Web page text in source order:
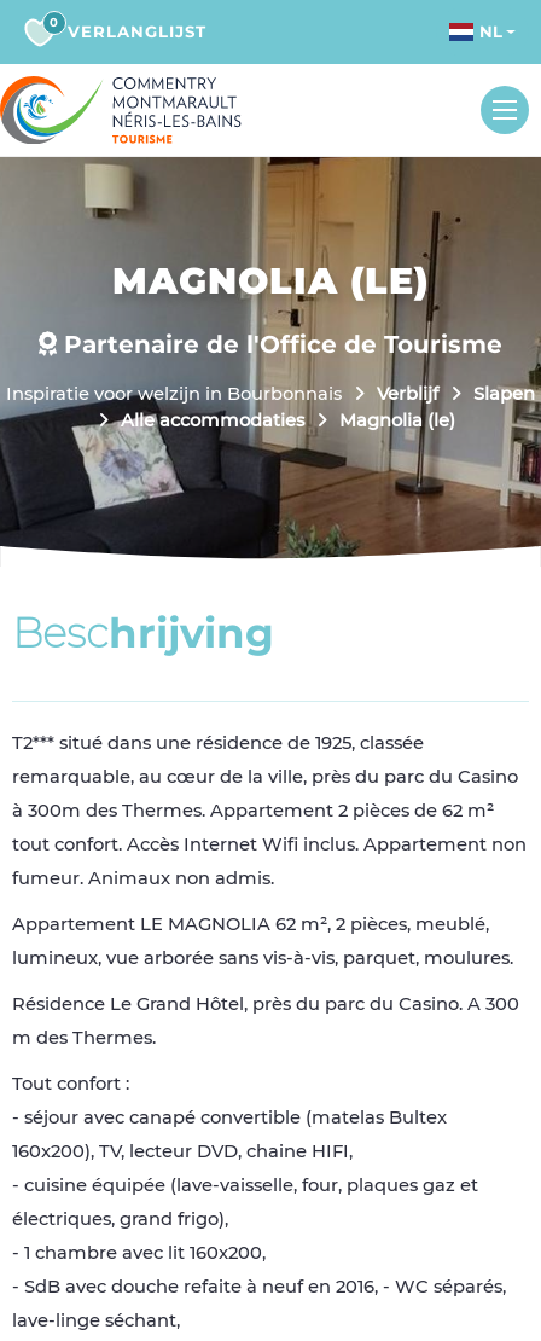
0 VERLANGLIJST NL
MAGNOLIA (LE)
Partenaire de l'Office de Tourisme
Inspiratie voor welzijn in Bourbonnais Verblijf
Slapen
Alle accommodaties
Magnolia (le)
Beschrijving
T2*** situé dans une résidence de 1925, classée
remarquable, au cœur de la ville, près du parc du Casino
à 300m des Thermes. Appartement 2 pièces de 62 m²
tout confort. Accès Internet Wifi inclus. Appartement non
fumeur. Animaux non admis.
Appartement LE MAGNOLIA 62 m², 2 pièces, meublé,
lumineux, vue arborée sans vis-à-vis, parquet, moulures.
Résidence Le Grand Hôtel, près du parc du Casino. A 300
m des Thermes.
Tout confort :
- séjour avec canapé convertible (matelas Bultex
160x200), TV, lecteur DVD, chaine HIFI,
- cuisine équipée (lave-vaisselle, four, plaques gaz et
électriques, grand frigo),
- 1 chambre avec lit 160x200,
- SdB avec douche refaite à neuf en 2016, - WC séparés,
lave-linge séchant,